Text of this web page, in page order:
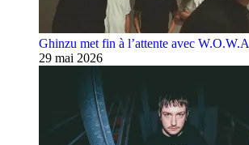
Ghinzu met fin à l’attente avec W.O.W.A
29 mai 2026